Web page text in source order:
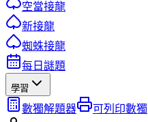
空當接龍
新接龍
蜘蛛接龍
每日謎題
學習
數獨解題器 可列印數獨